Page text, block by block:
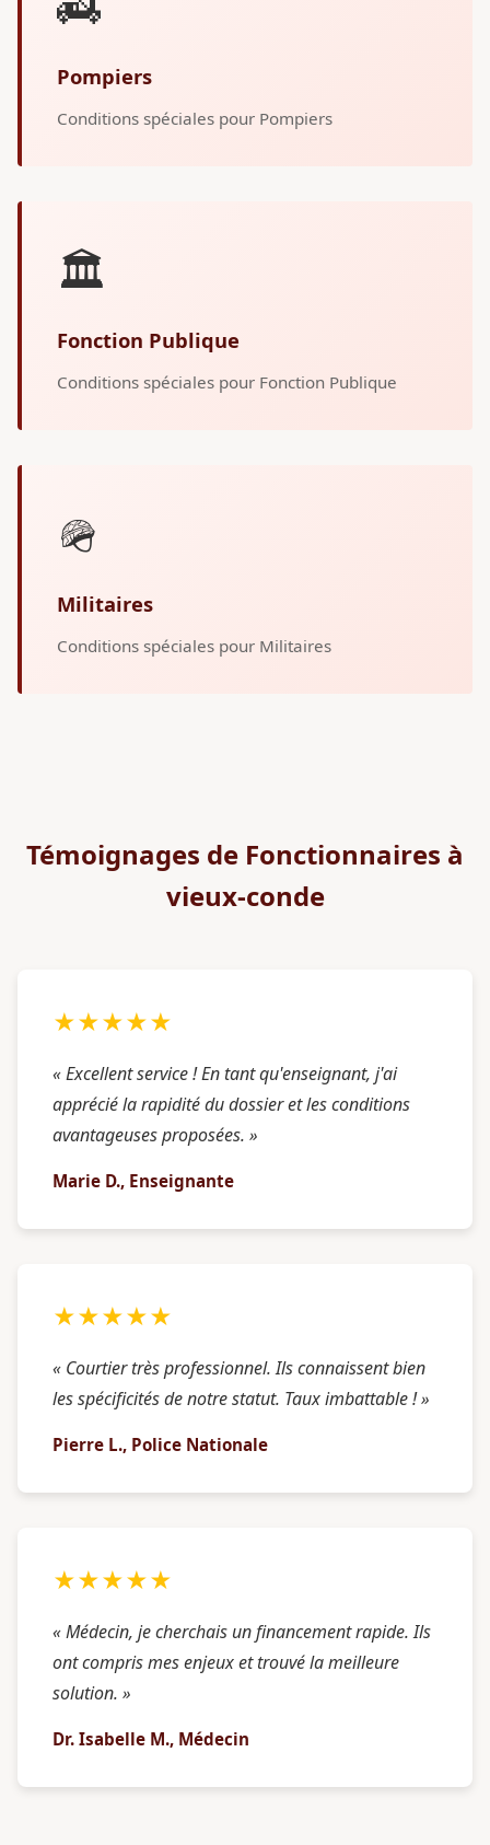
Pompiers
Conditions spéciales pour Pompiers
🏛️
Fonction Publique
Conditions spéciales pour Fonction Publique
🪖
Militaires
Conditions spéciales pour Militaires
Témoignages de Fonctionnaires à
vieux-conde
★★★★★
« Excellent service ! En tant qu'enseignant, j'ai
apprécié la rapidité du dossier et les conditions
avantageuses proposées. »
Marie D., Enseignante
★★★★★
« Courtier très professionnel. Ils connaissent bien
les spécificités de notre statut. Taux imbattable ! »
Pierre L., Police Nationale
★★★★★
« Médecin, je cherchais un financement rapide. Ils
ont compris mes enjeux et trouvé la meilleure
solution. »
Dr. Isabelle M., Médecin